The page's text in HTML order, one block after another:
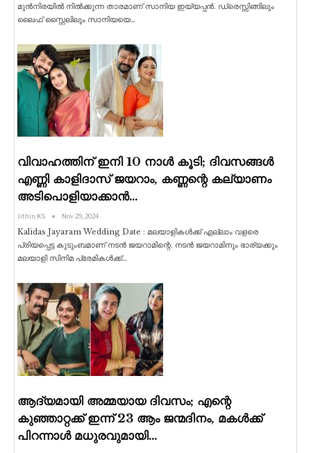
മുൻനിരയിൽ നിൽക്കുന്ന താരമാണ് സാനിയ ഇയ്യപ്പൻ. ഡ്രെസ്സിങ്ങിലും
ലൈഫ് സ്റ്റൈലിലും സാനിയയെ…
വിവാഹത്തിന് ഇനി 10 നാൾ കൂടി; ദിവസങ്ങൾ
എണ്ണി കാളിദാസ് ജയറാം, കണ്ണന്റെ കല്യാണം
അടിപൊളിയാക്കാൻ…
Jithin KS Nov 29, 2024
Kalidas Jayaram Wedding Date : മലയാളികൾക്ക് എല്ലാം വളരെ
പ്രിയപ്പെട്ട കുടുംബമാണ് നടൻ ജയറാമിന്റെ. നടൻ ജയറാമിനും ഭാര്യക്കും
മലയാളി സിനിമ പ്രേമികൾക്ക്…
ആദ്യമായി അമ്മയായ ദിവസം; എന്റെ
കുഞ്ഞാറ്റക്ക് ഇന്ന് 23 ആം ജന്മദിനം, മകൾക്ക്
പിറന്നാൾ മധുരവുമായി…